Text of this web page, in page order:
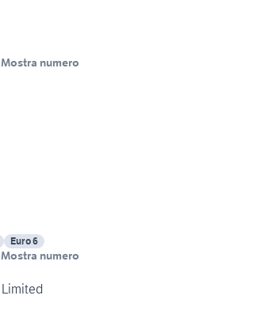
Mostra numero
Euro 6
Mostra numero
Jeep Renegade 1.4 MultiAir DDCT 140 CV Limited